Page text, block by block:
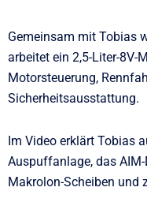
Gemeinsam mit Tobias
arbeitet ein 2,5-Liter-8V-
Motorsteuerung,
Sicherheitsausstattung.
Im Video erklärt Tobias
Auspuffanlage, das
Makrolon-Scheiben und